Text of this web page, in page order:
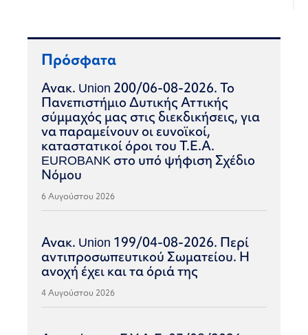
Πρόσφατα
Ανακ. Union 200/06-08-2026. Το
Πανεπιστήμιο Δυτικής Αττικής
σύμμαχός μας στις διεκδικήσεις, για
να παραμείνουν οι ευνοϊκοί,
καταστατικοί όροι του Τ.Ε.Α.
EUROBANK στο υπό ψήφιση Σχέδιο
Νόμου
6 Αυγούστου 2026
Ανακ. Union 199/04-08-2026. Περί
αντιπροσωπευτικού Σωματείου. Η
ανοχή έχει και τα όριά της
4 Αυγούστου 2026